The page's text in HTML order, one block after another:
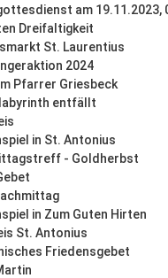
am 19.11.2023,
Dreifaltigkeit
St. Laurentius
2024
Pfarrer Griesbeck
entfällt
in St. Antonius
- Goldherbst
in Zum Guten Hirten
St. Antonius
Friedensgebet